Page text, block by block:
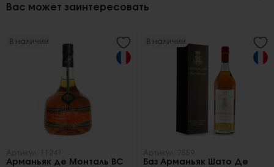
Вас может заинтересовать
В наличии
Арманьяк де Монталь ВС
В наличии
Баз Арманьяк Шато Де